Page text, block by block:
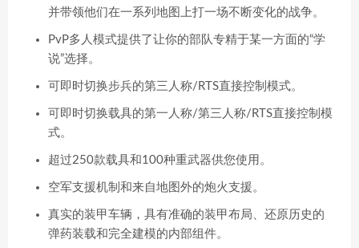
并带领他们在一系列地图上打一场不断变化的战争。
PvP多人模式提供了让你的部队专精于某一方面的“学
说”选择。
可即时切换步兵的第三人称/RTS直接控制模式。
可即时切换载具的第一人称/第三人称/RTS直接控制模
式。
超过250款载具和100种重武器供您使用。
空军支援机制和来自地图外的炮火支援。
真实的装甲车辆，具有准确的装甲布局、还原历史的
弹药装载和完全建模的内部组件。